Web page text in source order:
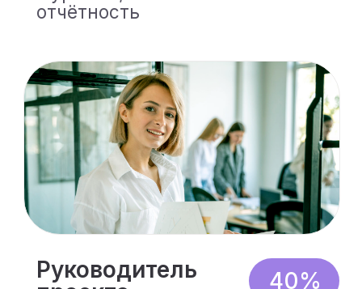
Научится использовать Экзон
замечаниями и формирования
отчётов для руководства
Как проходит обучение
Полезные
уроки
концентрированного
материала — удобно